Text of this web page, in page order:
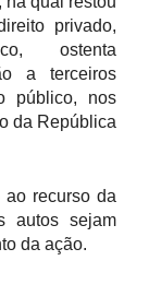
privado,
ostenta
a terceiros
público, nos
da República
ao recurso da
autos sejam
da ação.